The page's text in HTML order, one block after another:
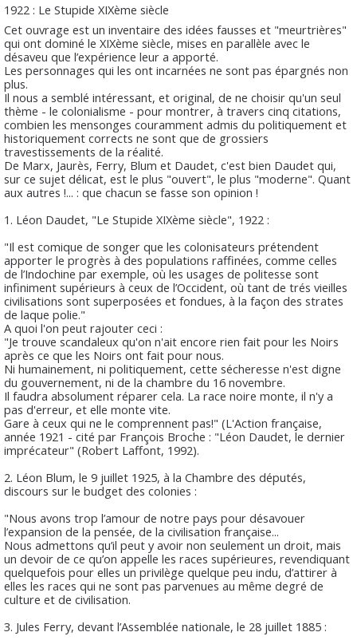
1922 : Le Stupide XIXème siècle
Cet ouvrage est un inventaire des idées fausses et "meurtrières"
qui ont dominé le XIXème siècle, mises en parallèle avec le
désaveu que l’expérience leur a apporté.
Les personnages qui les ont incarnées ne sont pas épargnés non
plus.
Il nous a semblé intéressant, et original, de ne choisir qu'un seul
thème - le colonialisme - pour montrer, à travers cinq citations,
combien les mensonges couramment admis du politiquement et
historiquement corrects ne sont que de grossiers
travestissements de la réalité.
De Marx, Jaurès, Ferry, Blum et Daudet, c'est bien Daudet qui,
sur ce sujet délicat, est le plus "ouvert", le plus "moderne". Quant
aux autres !... : que chacun se fasse son opinion !
1. Léon Daudet, "Le Stupide XIXème siècle", 1922 :
"Il est comique de songer que les colonisateurs prétendent
apporter le progrès à des populations raffinées, comme celles
de l’Indochine par exemple, où les usages de politesse sont
infiniment supérieurs à ceux de l’Occident, où tant de trés vieilles
civilisations sont superposées et fondues, à la façon des strates
de laque polie."
A quoi l'on peut rajouter ceci :
"Je trouve scandaleux qu'on n'ait encore rien fait pour les Noirs
après ce que les Noirs ont fait pour nous.
Ni humainement, ni politiquement, cette sécheresse n'est digne
du gouvernement, ni de la chambre du 16 novembre.
Il faudra absolument réparer cela. La race noire monte, il n'y a
pas d'erreur, et elle monte vite.
Gare à ceux qui ne le comprennent pas!" (L'Action française,
année 1921 - cité par François Broche : "Léon Daudet, le dernier
imprécateur" (Robert Laffont, 1992).
2. Léon Blum, le 9 juillet 1925, à la Chambre des députés,
discours sur le budget des colonies :
"Nous avons trop l’amour de notre pays pour désavouer
l’expansion de la pensée, de la civilisation française...
Nous admettons qu’il peut y avoir non seulement un droit, mais
un devoir de ce qu’on appelle les races supérieures, revendiquant
quelquefois pour elles un privilège quelque peu indu, d’attirer à
elles les races qui ne sont pas parvenues au même degré de
culture et de civilisation.
3. Jules Ferry, devant l’Assemblée nationale, le 28 juillet 1885 :